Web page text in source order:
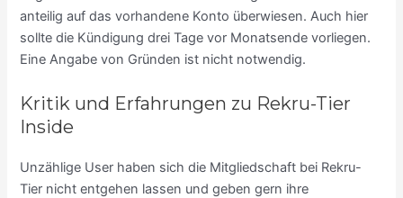
anteilig auf das vorhandene Konto überwiesen. Auch hier
sollte die Kündigung drei Tage vor Monatsende vorliegen.
Eine Angabe von Gründen ist nicht notwendig.
Kritik und Erfahrungen zu Rekru-Tier
Inside
Unzählige User haben sich die Mitgliedschaft bei Rekru-
Tier nicht entgehen lassen und geben gern ihre